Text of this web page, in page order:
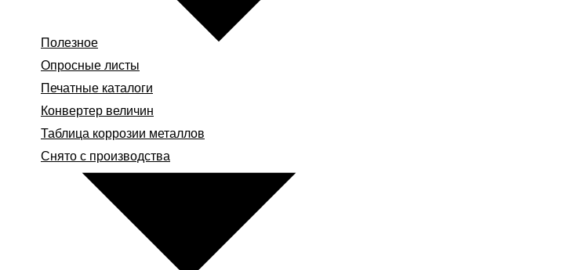
Полезное
Опросные листы
Печатные каталоги
Конвертер величин
Таблица коррозии металлов
Снято с производства